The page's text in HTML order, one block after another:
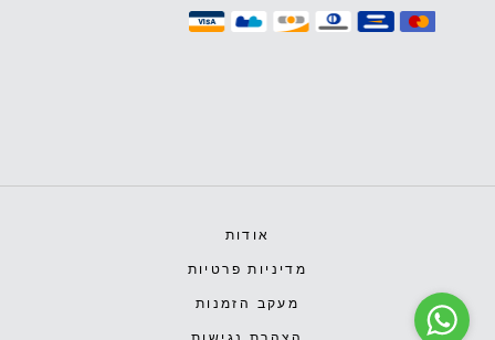
אודות
מדיניות פרטיות
מעקב הזמנות